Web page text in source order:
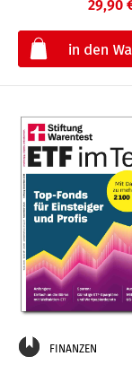
29,90
FINANZEN